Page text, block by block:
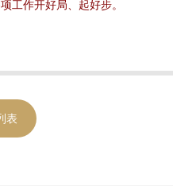
工作开好局、起好步。
表